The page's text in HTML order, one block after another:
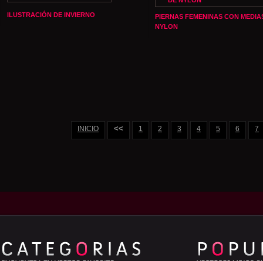
ILUSTRACIÓN DE INVIERNO
PIERNAS FEMENINAS CON
NYLON
INICIO << 1 2 3 4 5 6 7